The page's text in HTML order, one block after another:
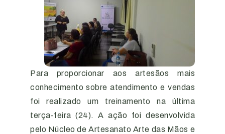
Para proporcionar aos artesãos mais
conhecimento sobre atendimento e vendas
foi realizado um treinamento na última
terça-feira (24). A ação foi desenvolvida
pelo Núcleo de Artesanato Arte das Mãos e